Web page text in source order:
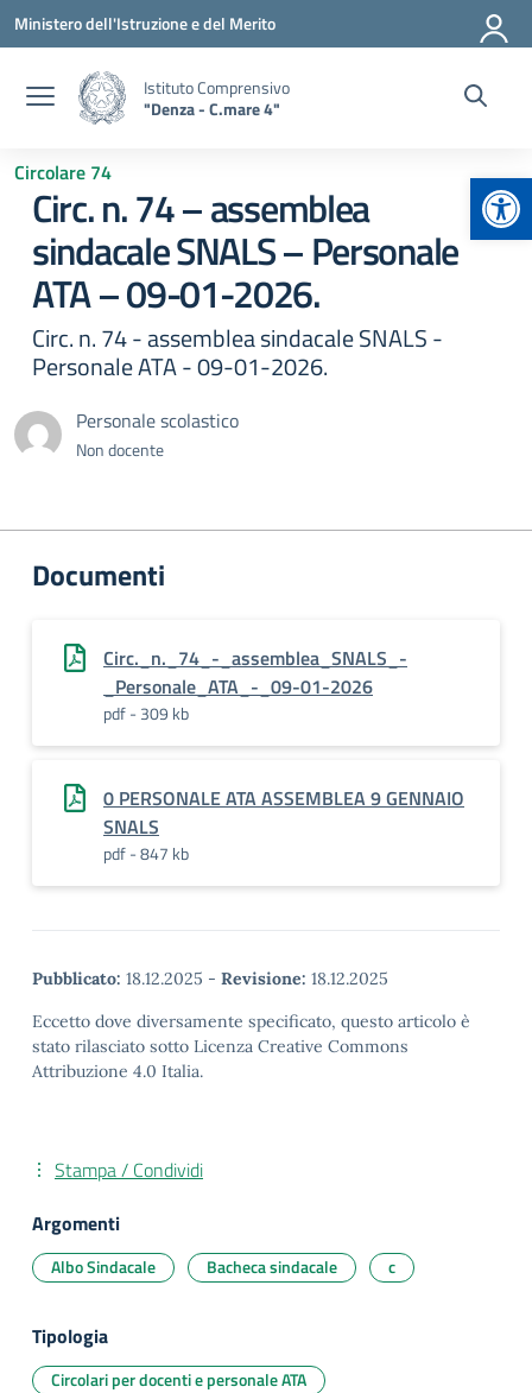
Vai ai contenuti
Vai al menu di navigazione
Vai al footer
Ministero dell'Istruzione e del Merito
Istituto Comprensivo
"Denza - C.mare 4"
Circolare 74
Circ. n. 74 – assemblea
sindacale SNALS – Personale
ATA – 09-01-2026.
Circ. n. 74 - assemblea sindacale SNALS -
Personale ATA - 09-01-2026.
Personale scolastico
Non docente
Documenti
Circ._n._74_-_assemblea_SNALS_-
_Personale_ATA_-_09-01-2026
pdf - 309 kb
0 PERSONALE ATA ASSEMBLEA 9 GENNAIO
SNALS
pdf - 847 kb
Pubblicato: 18.12.2025 - Revisione: 18.12.2025
Eccetto dove diversamente specificato, questo articolo è
stato rilasciato sotto Licenza Creative Commons
Attribuzione 4.0 Italia.
Stampa / Condividi
Argomenti
Albo Sindacale Bacheca sindacale c
Tipologia
Circolari per docenti e personale ATA